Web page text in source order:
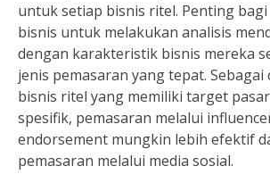
untuk setiap bisnis ritel. Penting
bisnis untuk melakukan analisis
dengan karakteristik bisnis mereka
jenis pemasaran yang tepat. Sebagai
bisnis ritel yang memiliki target
spesifik, pemasaran melalui
endorsement mungkin lebih efektif
pemasaran melalui media sosial.